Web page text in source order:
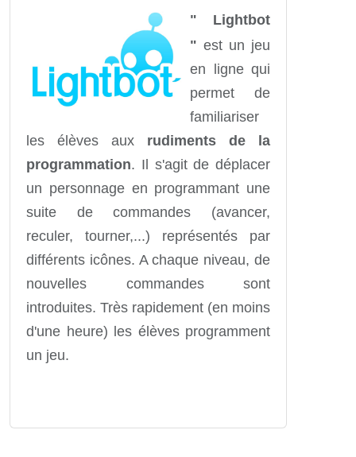
" Lightbot
" est un jeu
en ligne qui
permet de
familiariser
les élèves aux rudiments de la
programmation. Il s'agit de déplacer
un personnage en programmant une
suite de commandes (avancer,
reculer, tourner,...) représentés par
différents icônes. A chaque niveau, de
nouvelles commandes sont
introduites. Très rapidement (en moins
d'une heure) les élèves programment
un jeu.